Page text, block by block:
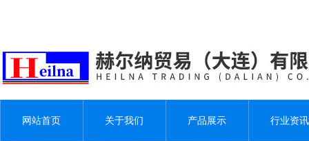
网站首页 关于我们 产品展示 行业资讯